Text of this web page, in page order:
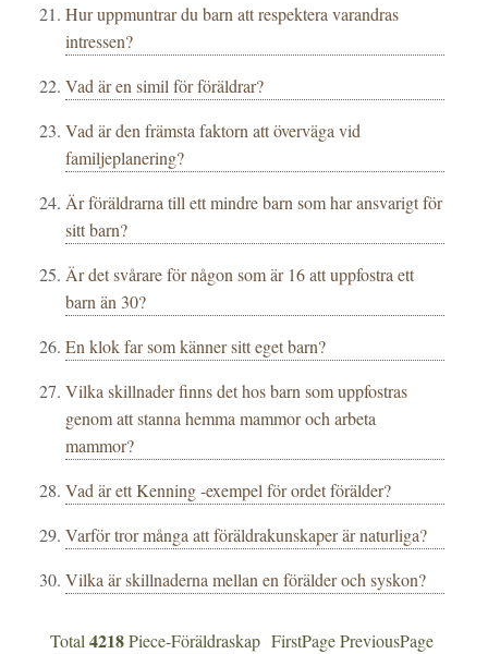
Hur uppmuntrar du barn att respektera varandras
intressen?
Vad är en simil för föräldrar?
Vad är den främsta faktorn att överväga vid
familjeplanering?
Är föräldrarna till ett mindre barn som har ansvarigt för
sitt barn?
Är det svårare för någon som är 16 att uppfostra ett
barn än 30?
En klok far som känner sitt eget barn?
Vilka skillnader finns det hos barn som uppfostras
genom att stanna hemma mammor och arbeta
mammor?
Vad är ett Kenning -exempel för ordet förälder?
Varför tror många att föräldrakunskaper är naturliga?
Vilka är skillnaderna mellan en förälder och syskon?
Total 4218Piece-Föräldraskap FirstPage PreviousPage